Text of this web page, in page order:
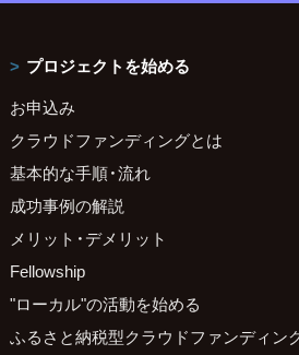
プロジェクトを始める
お申込み
クラウドファンディングとは
基本的な手順・流れ
成功事例の解説
メリット・デメリット
Fellowship
"ローカル"の活動を始める
ふるさと納税型クラウドファンディン